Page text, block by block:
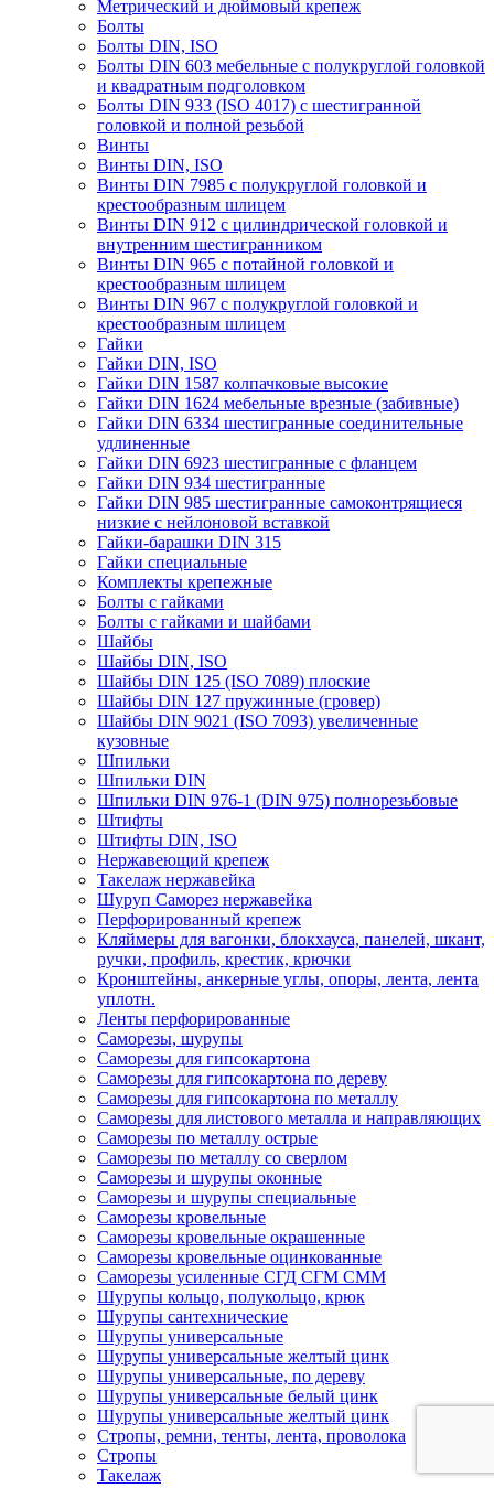
Метрический и дюймовый крепеж
Болты
Болты DIN, ISO
Болты DIN 603 мебельные с полукруглой головкой
и квадратным подголовком
Болты DIN 933 (ISO 4017) с шестигранной
головкой и полной резьбой
Винты
Винты DIN, ISO
Винты DIN 7985 с полукруглой головкой и
крестообразным шлицем
Винты DIN 912 с цилиндрической головкой и
внутренним шестигранником
Винты DIN 965 с потайной головкой и
крестообразным шлицем
Винты DIN 967 с полукруглой головкой и
крестообразным шлицем
Гайки
Гайки DIN, ISO
Гайки DIN 1587 колпачковые высокие
Гайки DIN 1624 мебельные врезные (забивные)
Гайки DIN 6334 шестигранные соединительные
удлиненные
Гайки DIN 6923 шестигранные с фланцем
Гайки DIN 934 шестигранные
Гайки DIN 985 шестигранные самоконтрящиеся
низкие с нейлоновой вставкой
Гайки-барашки DIN 315
Гайки специальные
Комплекты крепежные
Болты с гайками
Болты с гайками и шайбами
Шайбы
Шайбы DIN, ISO
Шайбы DIN 125 (ISO 7089) плоские
Шайбы DIN 127 пружинные (гровер)
Шайбы DIN 9021 (ISO 7093) увеличенные
кузовные
Шпильки
Шпильки DIN
Шпильки DIN 976-1 (DIN 975) полнорезьбовые
Штифты
Штифты DIN, ISO
Нержавеющий крепеж
Такелаж нержавейка
Шуруп Саморез нержавейка
Перфорированный крепеж
Кляймеры для вагонки, блокхауса, панелей, шкант,
ручки, профиль, крестик, крючки
Кронштейны, анкерные углы, опоры, лента, лента
уплотн.
Ленты перфорированные
Саморезы, шурупы
Саморезы для гипсокартона
Саморезы для гипсокартона по дереву
Саморезы для гипсокартона по металлу
Саморезы для листового металла и направляющих
Саморезы по металлу острые
Саморезы по металлу со сверлом
Саморезы и шурупы оконные
Саморезы и шурупы специальные
Саморезы кровельные
Саморезы кровельные окрашенные
Саморезы кровельные оцинкованные
Саморезы усиленные СГД СГМ СММ
Шурупы кольцо, полукольцо, крюк
Шурупы сантехнические
Шурупы универсальные
Шурупы универсальные желтый цинк
Шурупы универсальные, по дереву
Шурупы универсальные белый цинк
Шурупы универсальные желтый цинк
Стропы, ремни, тенты, лента, проволока
Стропы
Такелаж